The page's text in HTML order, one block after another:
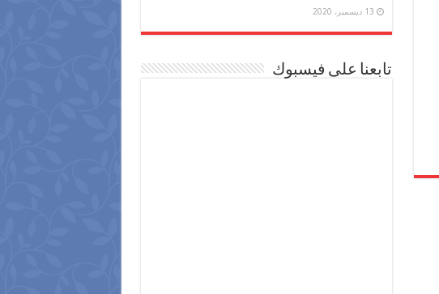
13 ديسمبر، 2020
تابعنا على فيسبوك